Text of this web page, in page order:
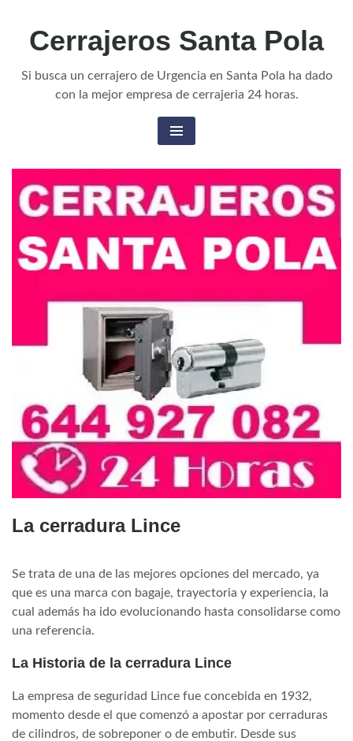
Cerrajeros Santa Pola
Si busca un cerrajero de Urgencia en Santa Pola ha dado
con la mejor empresa de cerrajeria 24 horas.
La cerradura Lince
Se trata de una de las mejores opciones del mercado, ya
que es una marca con bagaje, trayectoria y experiencia, la
cual además ha ido evolucionando hasta consolidarse como
una referencia.
La Historia de la cerradura Lince
La empresa de seguridad Lince fue concebida en 1932,
momento desde el que comenzó a apostar por cerraduras
de cilindros, de sobreponer o de embutir. Desde sus